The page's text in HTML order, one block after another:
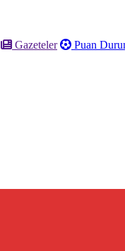
Gazeteler
Puan